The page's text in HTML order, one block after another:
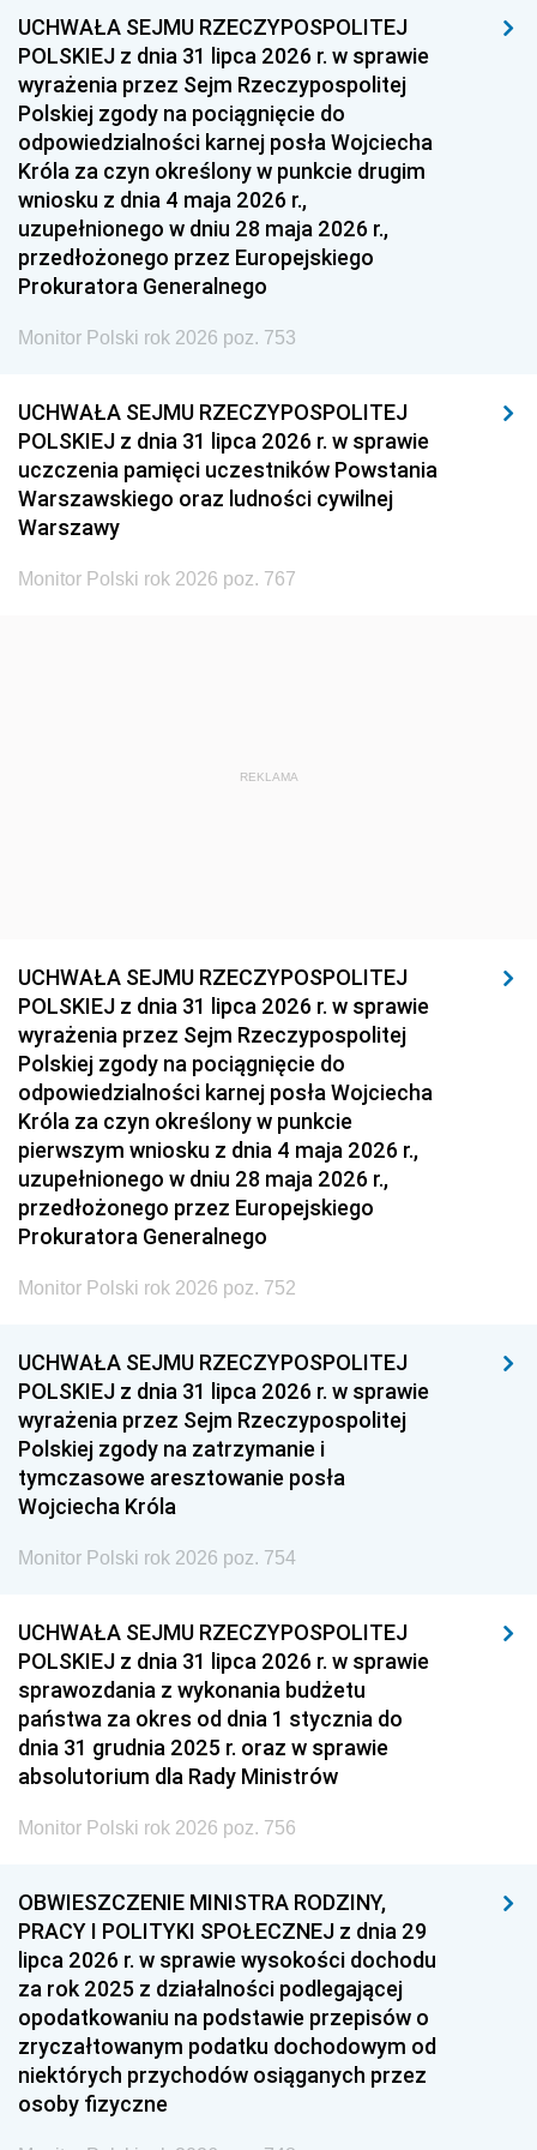
1954 1953 1952
1951 1950 1949
1948 1947
1939 1938 1937
1936 1930
UCHWAŁA SEJMU RZECZYPOSPOLITEJ
POLSKIEJ z dnia 31 lipca 2026 r. w sprawie
wyrażenia przez Sejm Rzeczypospolitej
Polskiej zgody na pociągnięcie do
odpowiedzialności karnej posła Wojciecha
Króla za czyn określony w punkcie drugim
wniosku z dnia 4 maja 2026 r.,
uzupełnionego w dniu 28 maja 2026 r.,
przedłożonego przez Europejskiego
Prokuratora Generalnego
Monitor Polski rok 2026 poz. 753
UCHWAŁA SEJMU RZECZYPOSPOLITEJ
POLSKIEJ z dnia 31 lipca 2026 r. w sprawie
uczczenia pamięci uczestników Powstania
Warszawskiego oraz ludności cywilnej
Warszawy
Monitor Polski rok 2026 poz. 767
REKLAMA
UCHWAŁA SEJMU RZECZYPOSPOLITEJ
POLSKIEJ z dnia 31 lipca 2026 r. w sprawie
wyrażenia przez Sejm Rzeczypospolitej
Polskiej zgody na pociągnięcie do
odpowiedzialności karnej posła Wojciecha
Króla za czyn określony w punkcie
pierwszym wniosku z dnia 4 maja 2026 r.,
uzupełnionego w dniu 28 maja 2026 r.,
przedłożonego przez Europejskiego
Prokuratora Generalnego
Monitor Polski rok 2026 poz. 752
UCHWAŁA SEJMU RZECZYPOSPOLITEJ
POLSKIEJ z dnia 31 lipca 2026 r. w sprawie
wyrażenia przez Sejm Rzeczypospolitej
Polskiej zgody na zatrzymanie i
tymczasowe aresztowanie posła
Wojciecha Króla
Monitor Polski rok 2026 poz. 754
UCHWAŁA SEJMU RZECZYPOSPOLITEJ
POLSKIEJ z dnia 31 lipca 2026 r. w sprawie
sprawozdania z wykonania budżetu
państwa za okres od dnia 1 stycznia do
dnia 31 grudnia 2025 r. oraz w sprawie
absolutorium dla Rady Ministrów
Monitor Polski rok 2026 poz. 756
OBWIESZCZENIE MINISTRA RODZINY,
PRACY I POLITYKI SPOŁECZNEJ z dnia 29
lipca 2026 r. w sprawie wysokości dochodu
za rok 2025 z działalności podlegającej
opodatkowaniu na podstawie przepisów o
zryczałtowanym podatku dochodowym od
niektórych przychodów osiąganych przez
osoby fizyczne